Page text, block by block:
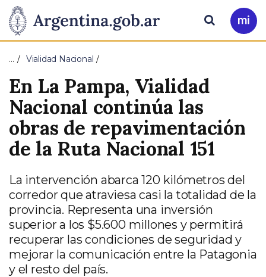
Presidencia
de
la
Nación
Pasar al contenido principal
Ir
a
Buscar
… Vialidad Nacional
En La Pampa, Vialidad
Nacional continúa las
obras de repavimentación
de la Ruta Nacional 151
La intervención abarca 120 kilómetros del
corredor que atraviesa casi la totalidad de la
provincia. Representa una inversión
superior a los $5.600 millones y permitirá
recuperar las condiciones de seguridad y
mejorar la comunicación entre la Patagonia
y el resto del país.